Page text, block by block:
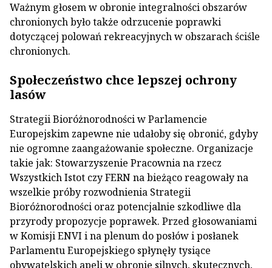
Ważnym głosem w obronie integralności obszarów
chronionych było także odrzucenie poprawki
dotyczącej polowań rekreacyjnych w obszarach ściśle
chronionych.
Społeczeństwo chce lepszej ochrony
lasów
Strategii Bioróżnorodności w Parlamencie
Europejskim zapewne nie udałoby się obronić, gdyby
nie ogromne zaangażowanie społeczne. Organizacje
takie jak: Stowarzyszenie Pracownia na rzecz
Wszystkich Istot czy FERN na bieżąco reagowały na
wszelkie próby rozwodnienia Strategii
Bioróżnorodności oraz potencjalnie szkodliwe dla
przyrody propozycje poprawek. Przed głosowaniami
w Komisji ENVI i na plenum do posłów i posłanek
Parlamentu Europejskiego spłynęły tysiące
obywatelskich apeli w obronie silnych, skutecznych,